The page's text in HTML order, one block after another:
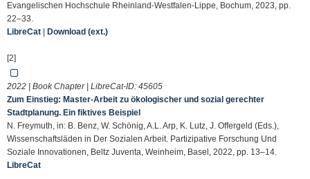
Evangelischen Hochschule Rheinland-Westfalen-Lippe, Bochum, 2023, pp.
22–33.
LibreCat
Download (ext.)
[2]
2022 | Book Chapter | LibreCat-ID: 45605
Zum Einstieg: Master-Arbeit zu ökologischer und sozial gerechter
Stadtplanung. Ein fiktives Beispiel
N. Freymuth, in: B. Benz, W. Schönig, A.L. Arp, K. Lutz, J. Offergeld (Eds.),
Wissenschaftsläden in Der Sozialen Arbeit. Partizipative Forschung Und
Soziale Innovationen, Beltz Juventa, Weinheim, Basel, 2022, pp. 13–14.
LibreCat